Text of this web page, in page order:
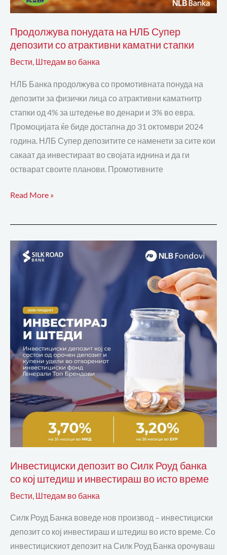
Продолжува понудата на НЛБ Супер
депозити со атрактивни каматни стапки
Вести, Штедам во банка
НЛБ Банка продолжува со промотивната понуда на
депозити за физички лица со атрактивни каматнитр
стапки од 4% за штедење во денари и 3% во евра.
Промоцијата ќе биде достапна до 31 октомври 2024
година. НЛБ Супер депозитите се наменети за сите кои
сакаат да инвестираат во својата иднина и да ги
остварат своите планови. Промотивните
Read More »
Инвестициски депозит во Силк Роуд банка
со кој штедиш и инвестираш во исто време
Вести, Штедам во банка
Силк Роуд Банка воведе нов производ – инвестициски
депозит со кој инвестираш и штедиш во исто време. Со
инвестицискиот депозит на Силк Роуд Банка орочуваш
депозит
банка
кој
штедиш
и
во
исто